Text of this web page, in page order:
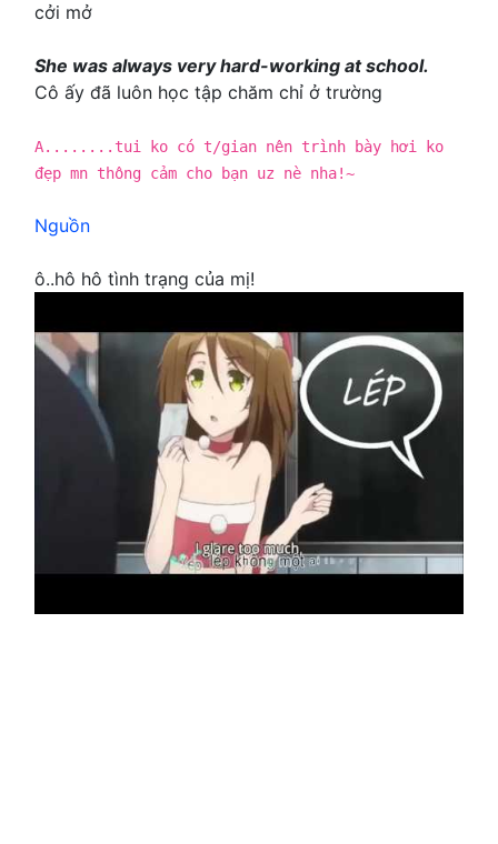
cởi mở
She was always very hard-working at school.
Cô ấy đã luôn học tập chăm chỉ ở trường
A........tui ko có t/gian nên trình bày hơi ko
đẹp mn thông cảm cho bạn uz nè nha!~
Nguồn
ô..hô hô tình trạng của mị!